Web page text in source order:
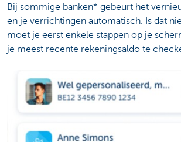
Bij sommige banken* gebeurt het
en je verrichtingen automatisch. Is dat
moet je eerst enkele stappen op je
je meest recente rekeningsaldo te